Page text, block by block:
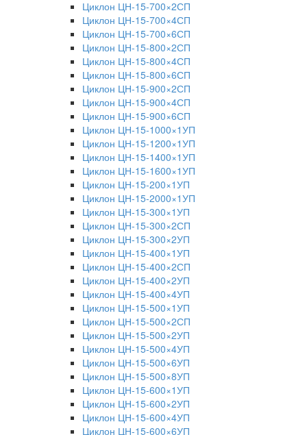
Циклон ЦН-15-700×2СП
Циклон ЦН-15-700×4СП
Циклон ЦН-15-700×6СП
Циклон ЦН-15-800×2СП
Циклон ЦН-15-800×4СП
Циклон ЦН-15-800×6СП
Циклон ЦН-15-900×2СП
Циклон ЦН-15-900×4СП
Циклон ЦН-15-900×6СП
Циклон ЦН-15-1000×1УП
Циклон ЦН-15-1200×1УП
Циклон ЦН-15-1400×1УП
Циклон ЦН-15-1600×1УП
Циклон ЦН-15-200×1УП
Циклон ЦН-15-2000×1УП
Циклон ЦН-15-300×1УП
Циклон ЦН-15-300×2СП
Циклон ЦН-15-300×2УП
Циклон ЦН-15-400×1УП
Циклон ЦН-15-400×2СП
Циклон ЦН-15-400×2УП
Циклон ЦН-15-400×4УП
Циклон ЦН-15-500×1УП
Циклон ЦН-15-500×2СП
Циклон ЦН-15-500×2УП
Циклон ЦН-15-500×4УП
Циклон ЦН-15-500×6УП
Циклон ЦН-15-500×8УП
Циклон ЦН-15-600×1УП
Циклон ЦН-15-600×2УП
Циклон ЦН-15-600×4УП
Циклон ЦН-15-600×6УП